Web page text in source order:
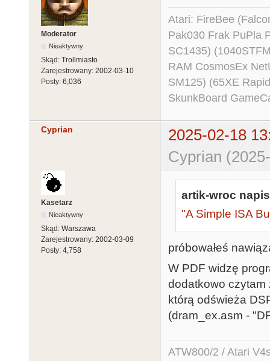
Moderator
Nieaktywny
Skąd: Trollmiasto
Zarejestrowany: 2002-03-10
Posty: 6,036
Atari: FireBee
Pak030 Frak PuPla
SC1435)
RAM CosmosEx
SM125) (65XE
SkunkBoard
Cyprian
2025-02-18
Cyprian
Kasetarz
Nieaktywny
Skąd: Warszawa
Zarejestrowany: 2002-03-09
Posty: 4,758
artik-wroc
"A Simple ISA
próbowałeś
W PDF widzę
dodatkowo czytam
którą odświeża
(dram_ex.asm -
ATW800/2 / Atari